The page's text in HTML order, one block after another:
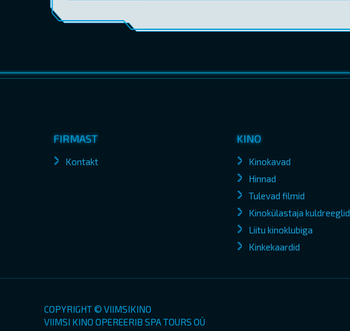
FIRMAST
Kontakt
KINO
Kinokavad
Hinnad
Tulevad filmid
Kinokülastaja kuldreeglid
Liitu kinoklubiga
Kinkekaardid
COPYRIGHT © VIIMSIKINO
VIIMSI KINO OPEREERIB SPA TOURS OÜ